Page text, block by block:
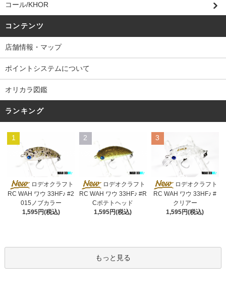
コール/KHOR
コンテンツ
店舗情報・マップ
ポイントシステムについて
オリカラ図鑑
ランキング
1
ロデオクラフト
RC WAH ワウ 33HF♪ #2
015ノブカラー
1,595円(税込)
2
ロデオクラフト
RC WAH ワウ 33HF♪ #R
Cポテトヘッド
1,595円(税込)
3
ロデオクラフト
RC WAH ワウ 33HF♪ #
クリアー
1,595円(税込)
もっと見る